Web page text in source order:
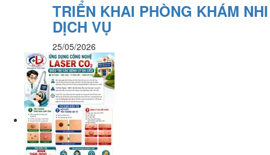
TRIỂN KHAI PHÒNG KHÁM NHI
DỊCH VỤ
25/05/2026